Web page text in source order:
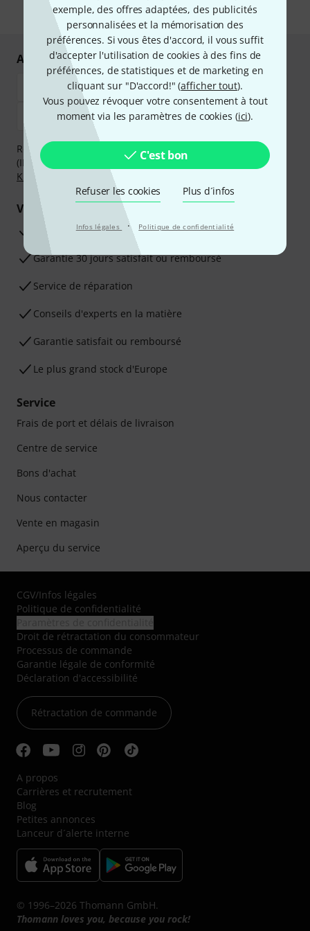
exemple, des offres adaptées, des publicités
personnalisées et la mémorisation des
préférences. Si vous êtes d'accord, il vous suffit
d'accepter l'utilisation de cookies à des fins de
préférences, de statistiques et de marketing en
cliquant sur "D'accord!" (afficher tout).
Vous pouvez révoquer votre consentement à tout
moment via les paramètres de cookies (ici).
C'est bon
Refuser les cookies Plus d´infos
Infos légales · Politique de confidentialité
* Requis
Achetez et payez en toute sécurité
Réglez de manière sûre et sécurisée par Virement
(IBAN/BIC), PayPal, Amazon Pay, Klarna Payer Maintenant
Klarna Payer en 3 fois
Vos avantages
Ga­ran­tie Thomann 3 ans
Garantie 30 jours satisfait ou remboursé
Service de réparation
Conseils d'experts en la matière
Garantie satisfait ou remboursé
Le plus grand stock d'Europe
Service
Frais de port et délais de livraison
Centre de service
Bons d'achat
Nous contacter
Vente en magasin
Aperçu du service
CGV/Infos légales
Politique de confidentialité
Droit de rétractation du consommateur
Processus de commande
Garantie légale de conformité
Déclaration d'accessibilité
Rétractation de commande
A propos
Carrières et recrutement
Blog
Petites annonces
Lanceur d´alerte interne
© 1996–2026 Thomann GmbH.
Thomann loves you, because you rock!